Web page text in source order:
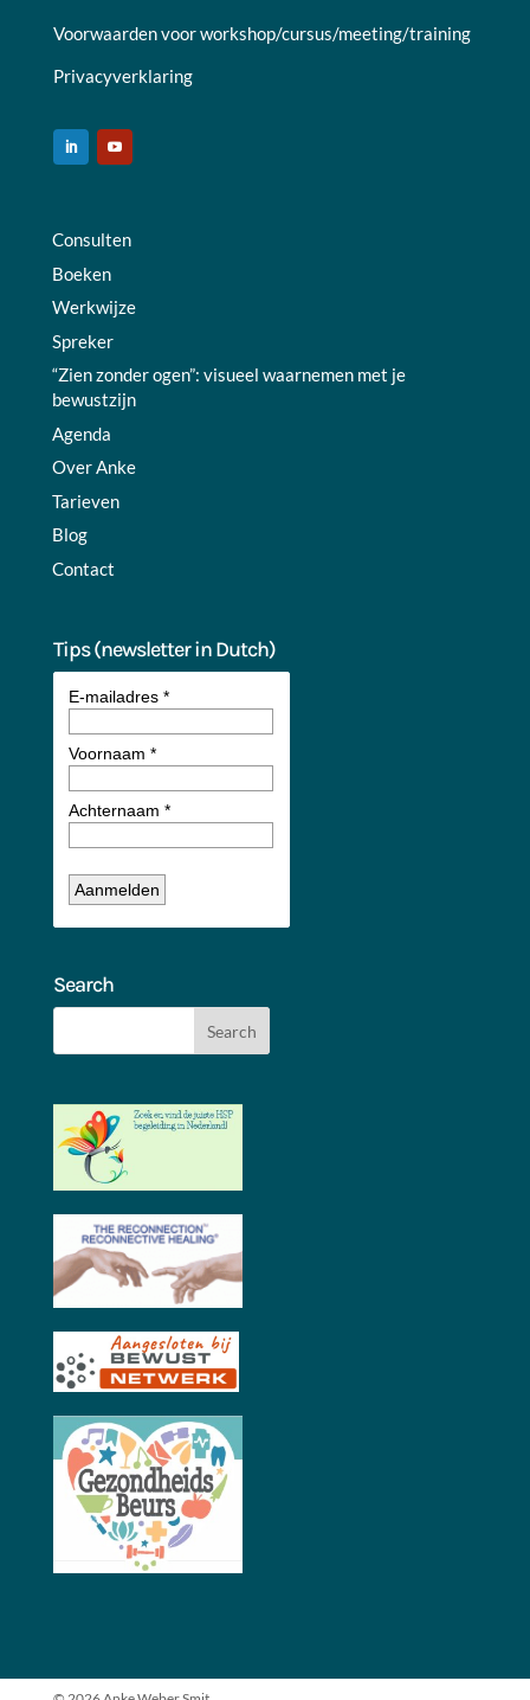
Voorwaarden voor workshop/cursus/meeting/training
Privacyverklaring
Consulten
Boeken
Werkwijze
Spreker
“Zien zonder ogen”: visueel waarnemen met je
bewustzijn
Agenda
Over Anke
Tarieven
Blog
Contact
Tips (newsletter in Dutch)
Search